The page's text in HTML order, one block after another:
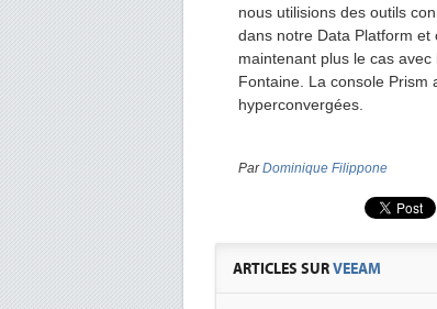
nous utilisions des outils
dans notre Data Platform
maintenant plus le cas
Fontaine. La console Prism
hyperconvergées.
ParDominique Filippone
ARTICLES SURVEEAM